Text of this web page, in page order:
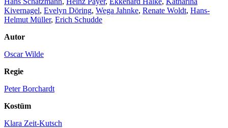
Kivernagel, Evelyn Döring, Wega Jahnke, Renate Woldt, Hans-
Helmut Müller, Erich Schudde
Autor
Oscar Wilde
Regie
Peter Borchardt
Kostüm
Klara Zeit-Kutsch